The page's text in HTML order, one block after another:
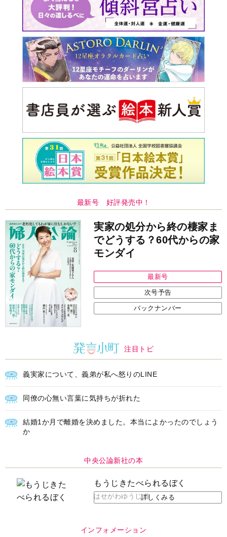
最新号 好評発売中！
実家の処分から終の棲家ま
でどうする？60代からの家
モンダイ
最新号
次号予告
バックナンバー
注目トピ
義実家について、義弟が私へ怒りのLINE
同僚の心無い言葉に気持ちが折れた
結婚1か月で離婚を決めました。本当によかったのでしょう
か
中央公論新社の本
もうじきたべられるぼく
はせがわゆうじ 作詳しくみる
インフォメーション